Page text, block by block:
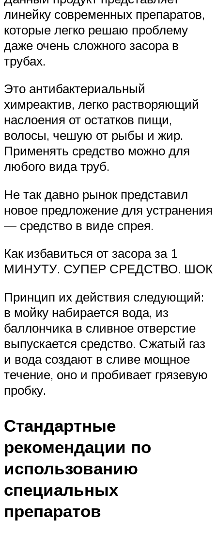
линейку современных препаратов,
которые легко решаю проблему
даже очень сложного засора в
трубах.
Это антибактериальный
химреактив, легко растворяющий
наслоения от остатков пищи,
волосы, чешую от рыбы и жир.
Применять средство можно для
любого вида труб.
Не так давно рынок представил
новое предложение для устранения
— средство в виде спрея.
Как избавиться от засора за 1
МИНУТУ. СУПЕР СРЕДСТВО. ШОК
Принцип их действия следующий:
в мойку набирается вода, из
баллончика в сливное отверстие
выпускается средство. Сжатый газ
и вода создают в сливе мощное
течение, оно и пробивает грязевую
пробку.
Стандартные
рекомендации по
использованию
специальных
препаратов